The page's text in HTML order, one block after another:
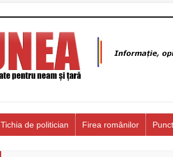
Tichia de politician Firea românilor